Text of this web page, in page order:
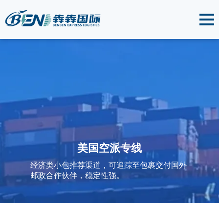
美国空派专线
经济类小包推荐渠道，可追踪至包裹交付国外
邮政合作伙伴，稳定性强。